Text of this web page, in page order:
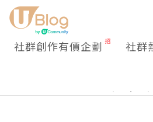
社群創作有價企劃 社群